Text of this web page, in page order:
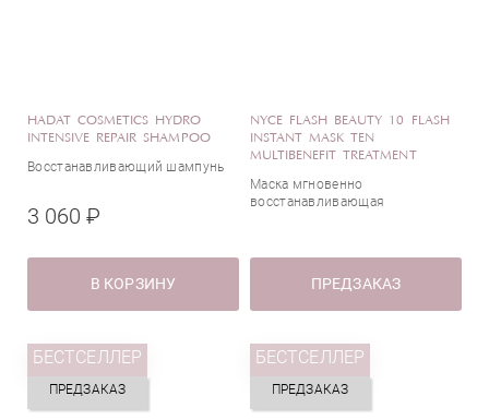
HADAT COSMETICS HYDRO
INTENSIVE REPAIR SHAMPOO
Восстанавливающий шампунь
3 060 ₽
В КОРЗИНУ
NYCE FLASH BEAUTY 10 FLASH
INSTANT MASK TEN
MULTIBENEFIT TREATMENT
Маска мгновенно
восстанавливающая
ПРЕДЗАКАЗ
БЕСТСЕЛЛЕР
ПРЕДЗАКАЗ
БЕСТСЕЛЛЕР
ПРЕДЗАКАЗ